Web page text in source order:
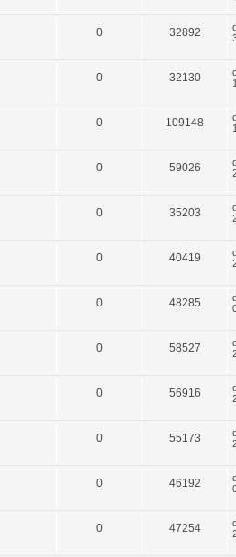
0 32892
0 32130
0 109148
0 59026
0 35203
0 40419
0 48285
0 58527
0 56916
0 55173
0 46192
0 47254